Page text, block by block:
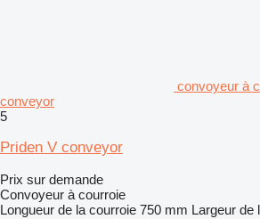
convoyeur à
conveyor
5
Priden V conveyor
Prix sur demande
Convoyeur à courroie
Longueur de la courroie 750 mm Largeur de